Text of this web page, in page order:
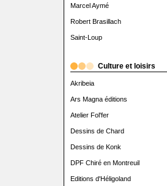
Marcel Aymé
Robert Brasillach
Saint-Loup
Culture et loisirs
Akribeia
Ars Magna éditions
Atelier Fol'fer
Dessins de Chard
Dessins de Konk
DPF Chiré en Montreuil
Editions d'Héligoland